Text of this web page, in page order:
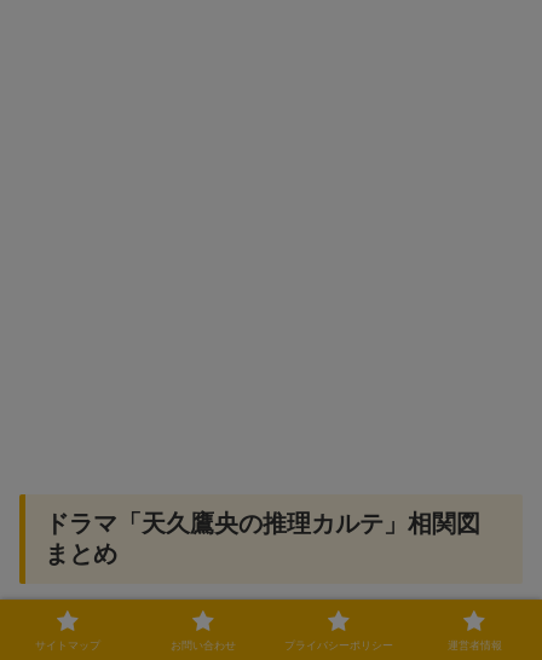
ドラマ「天久鷹央の推理カルテ」相関図
まとめ
「天久鷹央の推理カルテ」は、医療とミステリーを融合さ
サイトマップ お問い合わせ プライバシーポリシー 運営者情報